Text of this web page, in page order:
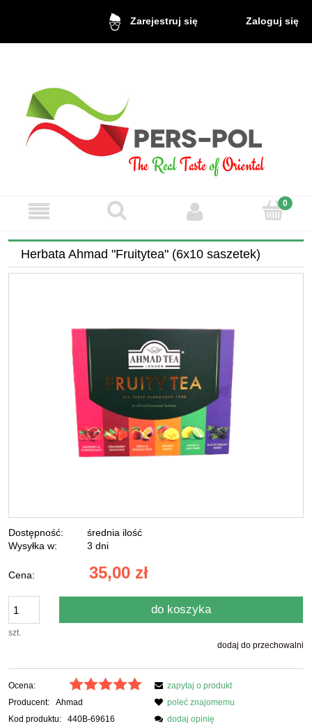
Zarejestruj się Zaloguj się
Herbata Ahmad "Fruitytea" (6x10 saszetek)
Dostępność:
średnia ilość
Wysyłka w:
3 dni
Cena: 35,00 zł
szt.
do koszyka
dodaj do przechowalni
Ocena:
Producent:
Ahmad
Kod produktu:
440B-69616
zapytaj o produkt
poleć znajomemu
dodaj opinię